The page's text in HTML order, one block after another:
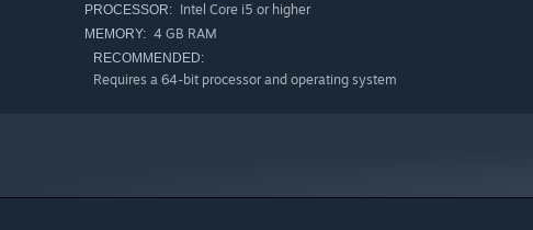
PROCESSOR: Intel Core i5 or higher
MEMORY: 4 GB RAM
RECOMMENDED:
Requires a 64-bit processor and operating system